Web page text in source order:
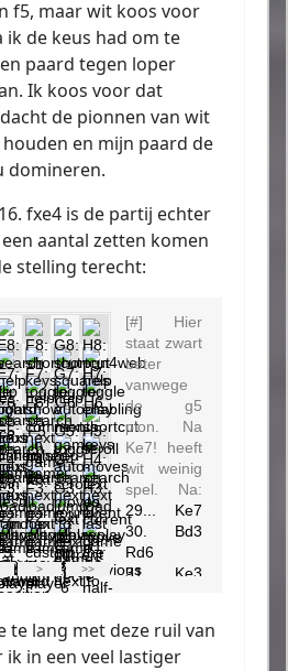
f5, maar wit koos voor
ik de keus had om te
paard tegen loper
Ik koos voor dat
de pionnen van wit
en mijn paard de
domineren.
fxe4 is de partij echter
aantal zetten komen
stelling terecht:
te lang met deze ruil van
in een veel lastiger